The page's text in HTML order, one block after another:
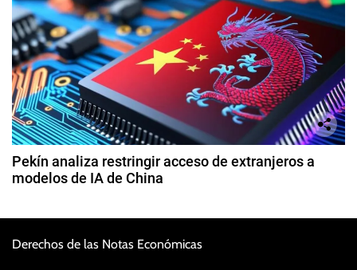
Pekín analiza restringir acceso de extranjeros a
modelos de IA de China
Derechos de las Notas Económicas